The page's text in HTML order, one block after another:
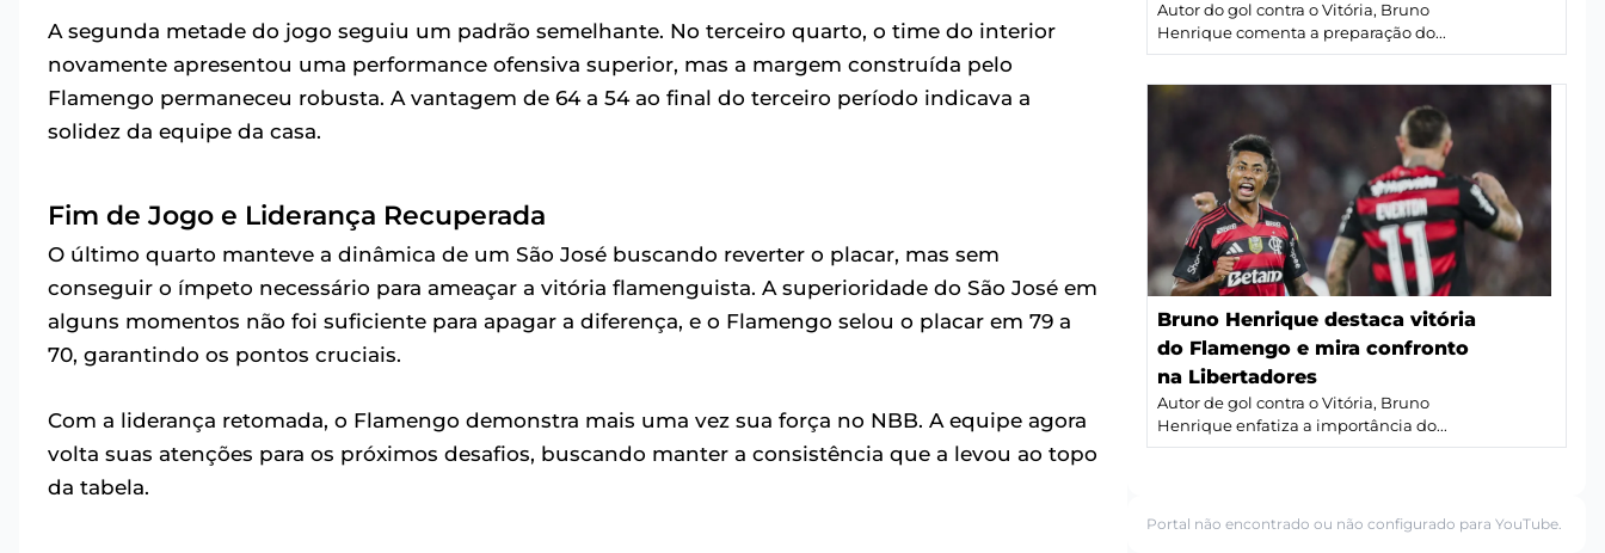
A segunda metade do jogo seguiu um padrão semelhante. No terceiro quarto, o time do interior
novamente apresentou uma performance ofensiva superior, mas a margem construída pelo
Flamengo permaneceu robusta. A vantagem de 64 a 54 ao final do terceiro período indicava a
solidez da equipe da casa.
Fim de Jogo e Liderança Recuperada
O último quarto manteve a dinâmica de um São José buscando reverter o placar, mas sem
conseguir o ímpeto necessário para ameaçar a vitória flamenguista. A superioridade do São José em
alguns momentos não foi suficiente para apagar a diferença, e o Flamengo selou o placar em 79 a
70, garantindo os pontos cruciais.
Com a liderança retomada, o Flamengo demonstra mais uma vez sua força no NBB. A equipe agora
volta suas atenções para os próximos desafios, buscando manter a consistência que a levou ao topo
da tabela.
Autor do gol contra o Vitória, Bruno
Henrique comenta a preparação do...
Bruno Henrique destaca vitória
do Flamengo e mira confronto
na Libertadores
Autor de gol contra o Vitória, Bruno
Henrique enfatiza a importância do...
Portal não encontrado ou não configurado para YouTube.